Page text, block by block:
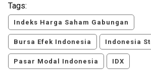
Tags:
Indeks Harga Saham Gabungan
Bursa Efek Indonesia Indonesia
Pasar Modal Indonesia IDX